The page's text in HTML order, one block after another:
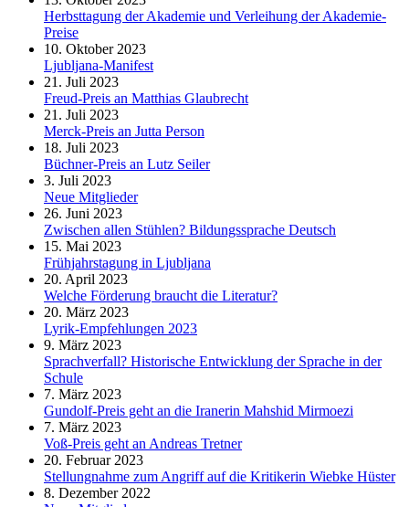
Herbsttagung der Akademie und Verleihung der Akademie-
Preise
10. Oktober 2023
Ljubljana-Manifest
21. Juli 2023
Freud-Preis an Matthias Glaubrecht
21. Juli 2023
Merck-Preis an Jutta Person
18. Juli 2023
Büchner-Preis an Lutz Seiler
3. Juli 2023
Neue Mitglieder
26. Juni 2023
Zwischen allen Stühlen? Bildungssprache Deutsch
15. Mai 2023
Frühjahrstagung in Ljubljana
20. April 2023
Welche Förderung braucht die Literatur?
20. März 2023
Lyrik-Empfehlungen 2023
9. März 2023
Sprachverfall? Historische Entwicklung der Sprache in der
Schule
7. März 2023
Gundolf-Preis geht an die Iranerin Mahshid Mirmoezi
7. März 2023
Voß-Preis geht an Andreas Tretner
20. Februar 2023
Stellungnahme zum Angriff auf die Kritikerin Wiebke Hüster
8. Dezember 2022